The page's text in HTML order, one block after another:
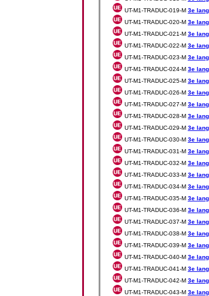
UT-M1-TRADUC-019-M 3e
UT-M1-TRADUC-020-M 3e
UT-M1-TRADUC-021-M 3e
UT-M1-TRADUC-022-M 3e
UT-M1-TRADUC-023-M 3e
UT-M1-TRADUC-024-M 3e
UT-M1-TRADUC-025-M 3e
UT-M1-TRADUC-026-M 3e
UT-M1-TRADUC-027-M 3e
UT-M1-TRADUC-028-M 3e
UT-M1-TRADUC-029-M 3e
UT-M1-TRADUC-030-M 3e
UT-M1-TRADUC-031-M 3e
UT-M1-TRADUC-032-M 3e
UT-M1-TRADUC-033-M 3e
UT-M1-TRADUC-034-M 3e
UT-M1-TRADUC-035-M 3e
UT-M1-TRADUC-036-M 3e
UT-M1-TRADUC-037-M 3e
UT-M1-TRADUC-038-M 3e
UT-M1-TRADUC-039-M 3e
UT-M1-TRADUC-040-M 3e
UT-M1-TRADUC-041-M 3e
UT-M1-TRADUC-042-M 3e
UT-M1-TRADUC-043-M 3e